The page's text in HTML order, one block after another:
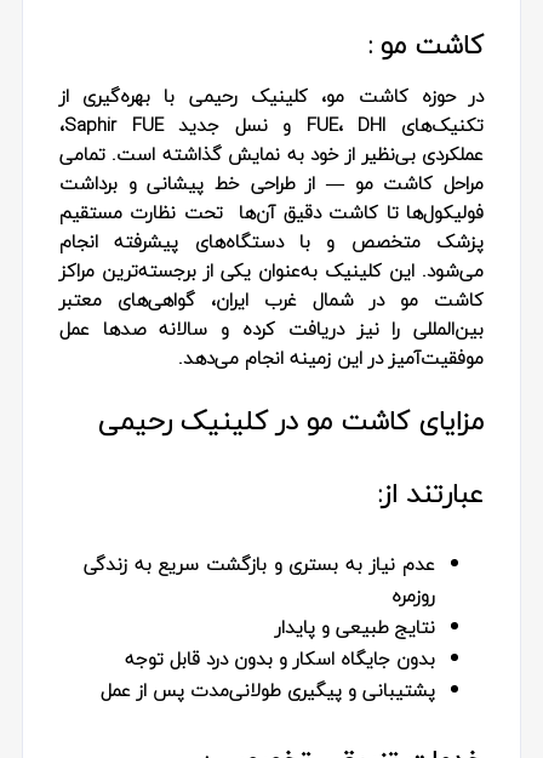
کاشت مو :
در حوزه کاشت مو، کلینیک رحیمی با بهره‌گیری از
تکنیک‌های FUE، DHI و نسل جدید Saphir FUE،
عملکردی بی‌نظیر از خود به نمایش گذاشته است. تمامی
مراحل کاشت مو — از طراحی خط پیشانی و برداشت
فولیکول‌ها تا کاشت دقیق آن‌ها تحت نظارت مستقیم
پزشک متخصص و با دستگاه‌های پیشرفته انجام
می‌شود. این کلینیک به‌عنوان یکی از برجسته‌ترین مراکز
کاشت مو در شمال غرب ایران، گواهی‌های معتبر
بین‌المللی را نیز دریافت کرده و سالانه صدها عمل
موفقیت‌آمیز در این زمینه انجام می‌دهد.
مزایای کاشت مو در کلینیک رحیمی
عبارتند از:
عدم نیاز به بستری و بازگشت سریع به زندگی
روزمره
نتایج طبیعی و پایدار
بدون جایگاه اسکار و بدون درد قابل توجه
پشتیبانی و پیگیری طولانی‌مدت پس از عمل